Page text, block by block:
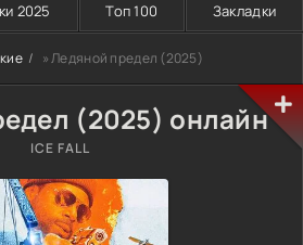
2025 Топ 100 Закладки
» Ледяной предел (2025)
(2025) онлайн
ICE FALL